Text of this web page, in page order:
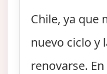
Chile, ya que
nuevo ciclo y
renovarse.